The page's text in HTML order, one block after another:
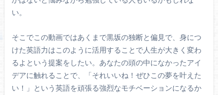
い。
そこでこの動画ではあくまで黒坂の独断と偏見で、身につ
けた英語力はこのように活用することで人生が大きく変わ
るよという提案をしたい。あなたの頭の中になかったアイ
デアに触れることで、「それいいね！ぜひこの夢を叶えた
い！」という英語を頑張る強烈なモチベーションになるか